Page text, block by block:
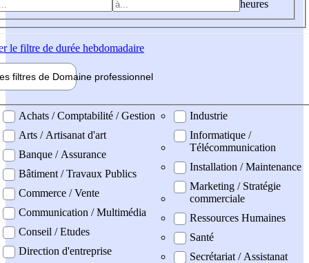
heures
le filtre de durée hebdomadaire
filtres de Domaine professionnel
professionel
Achats / Comptabilité / Gestion
Arts / Artisanat d'art
Banque / Assurance
Bâtiment / Travaux Publics
Commerce / Vente
Communication / Multimédia
Conseil / Etudes
Direction d'entreprise
Industrie
Informatique /
Télécommunication
Installation / Maintenance
Marketing / Stratégie
commerciale
Ressources Humaines
Santé
Secrétariat / Assistanat